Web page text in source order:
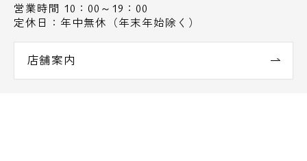
営業時間 10：00～19：00
定休日：年中無休（年末年始除く）
店舗案内